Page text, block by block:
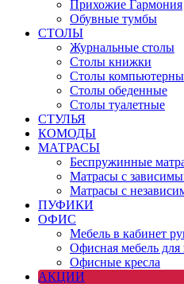
Прихожие Гармония
Обувные тумбы
СТОЛЫ
Журнальные столы
Столы книжки
Столы
Столы обеденные
Столы туалетные
СТУЛЬЯ
КОМОДЫ
МАТРАСЫ
Беспружинные
Матрасы с
Матрасы с
ПУФИКИ
ОФИС
Мебель в кабинет
Офисная мебель для
Офисные кресла
АКЦИИ